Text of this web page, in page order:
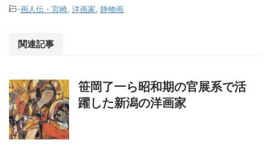
-画人伝・宮崎 洋画家 静物画
関連記事
笹岡了一ら昭和期の官展系で活
躍した新潟の洋画家